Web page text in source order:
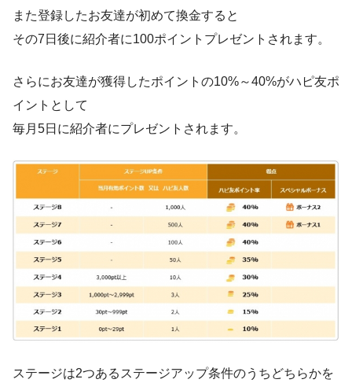
また登録したお友達が初めて換金すると
その7日後に紹介者に100ポイントプレゼントされます。
さらにお友達が獲得したポイントの10%～40%がハピ友ポ
イントとして
毎月5日に紹介者にプレゼントされます。
ステージは2つあるステージアップ条件のうちどちらかを